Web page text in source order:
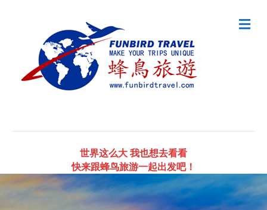
世界这么大 我也想去看看
快来跟蜂鸟旅游一起出发吧！